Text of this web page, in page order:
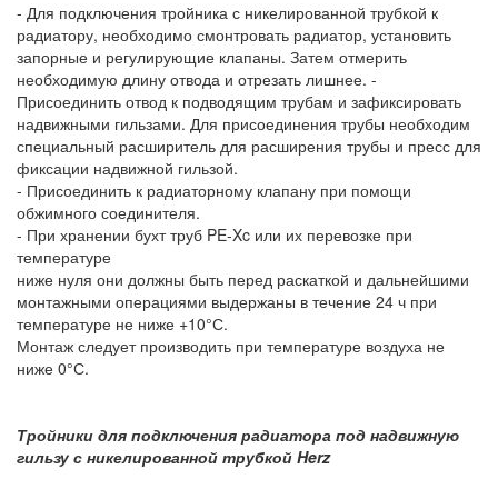
- Для подключения тройника с никелированной трубкой к
радиатору, необходимо смонтровать радиатор, установить
запорные и регулирующие клапаны. Затем отмерить
необходимую длину отвода и отрезать лишнее. -
Присоединить отвод к подводящим трубам и зафиксировать
надвижными гильзами. Для присоединения трубы необходим
специальный расширитель для расширения трубы и пресс для
фиксации надвижной гильзой.
- Присоединить к радиаторному клапану при помощи
обжимного соединителя.
- При хранении бухт труб PE-Xc или их перевозке при
температуре
ниже нуля они должны быть перед раскаткой и дальнейшими
монтажными операциями выдержаны в течение 24 ч при
температуре не ниже +10°С.
Монтаж следует производить при температуре воздуха не
ниже 0°С.
Тройники для подключения радиатора под надвижную
гильзу с никелированной трубкой Herz